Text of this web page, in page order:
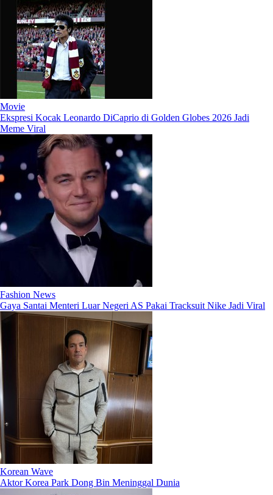
Movie
Ekspresi Kocak Leonardo DiCaprio di Golden Globes 2026 Jadi
Meme Viral
Fashion News
Gaya Santai Menteri Luar Negeri AS Pakai Tracksuit Nike Jadi Viral
Korean Wave
Aktor Korea Park Dong Bin Meninggal Dunia